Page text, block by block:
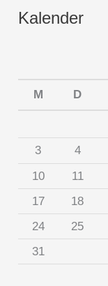
Kalender
M D
3
4
10
11
17
18
24
25
31